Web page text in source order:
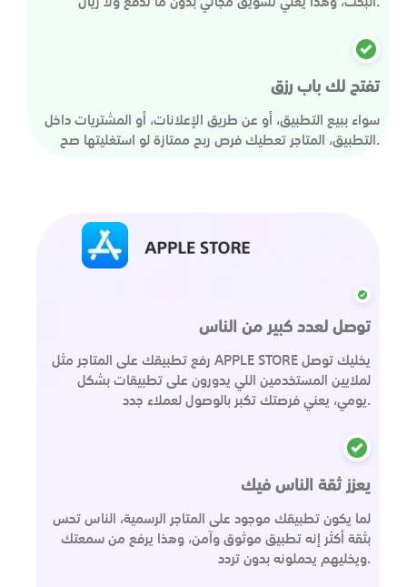
تفتح لك باب رزق
سواء ببيع التطبيق، أو عن طريق الإعلانات، أو المشتريات داخل
التطبيق، المتاجر تعطيك فرص ربح ممتازة لو استغليتها صح.
توصل لعدد كبير من الناس
رفع تطبيقك على المتاجر مثل APPLE STORE يخليك توصل
لملايين المستخدمين اللي يدورون على تطبيقات بشكل
يومي، يعني فرصتك تكبر بالوصول لعملاء جدد.
يعزز ثقة الناس فيك
لما يكون تطبيقك موجود على المتاجر الرسمية، الناس تحس
بثقة أكثر إنه تطبيق موثوق وآمن، وهذا يرفع من سمعتك
ويخليهم يحملونه بدون تردد.